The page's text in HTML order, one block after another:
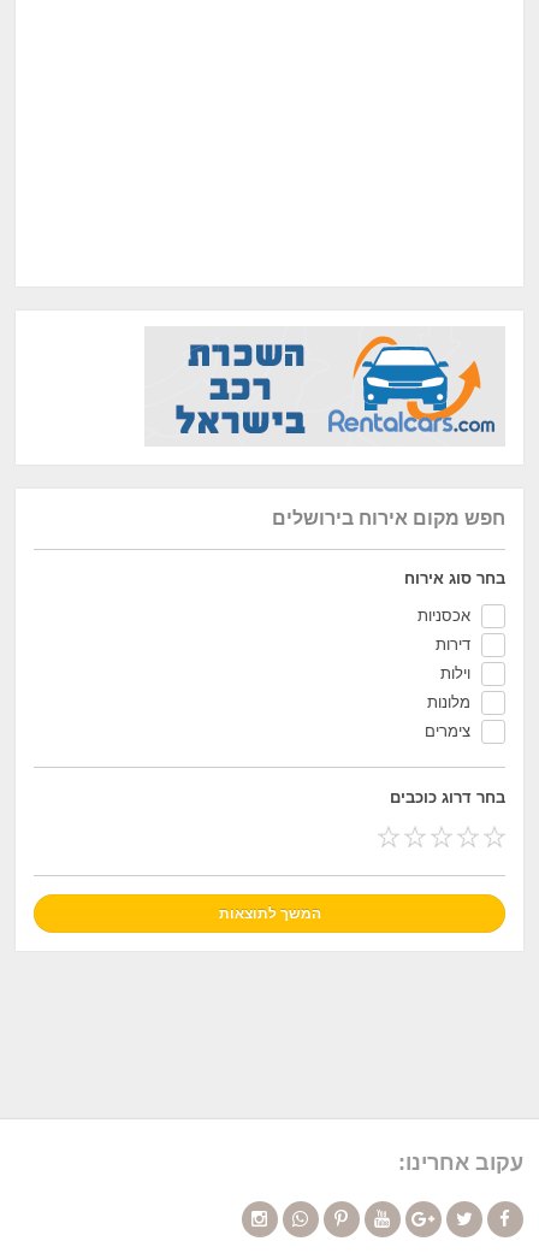
חפש מקום אירוח בירושלים
בחר סוג אירוח
אכסניות
דירות
וילות
מלונות
צימרים
בחר דרוג כוכבים
עקוב אחרינו: